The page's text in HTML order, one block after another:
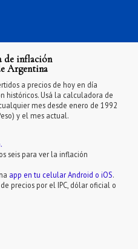
de inflación
Argentina
a precios de hoy en día
históricos. Usá la calculadora de
mes desde enero de 1992
y el mes actual.
seis para ver la inflación
app en tu celular Android o iOS.
precios por el IPC, dólar oficial o